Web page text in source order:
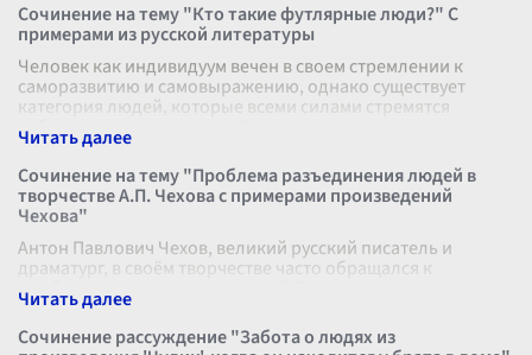
Сочинение на тему "Кто такие футлярные люди?" С
примерами из русской литературы
Человек как индивидуум вечен в своем стремлении к
саморазвитию и самовыражению, однако существует
категория людей, которые всеми силами стремятся
избежать этого процесса. Они живут
Сочинение на тему "Проблема разъединения людей в
творчестве А.П. Чехова с примерами произведений
Чехова"
Антон Павлович Чехов, великий русский писатель и
драматург, в своём творчестве часто обращался к
проблеме разъединения людей. Его произведения полны
глубокой психологической наблюд
Сочинение рассуждение "Забота о людях из